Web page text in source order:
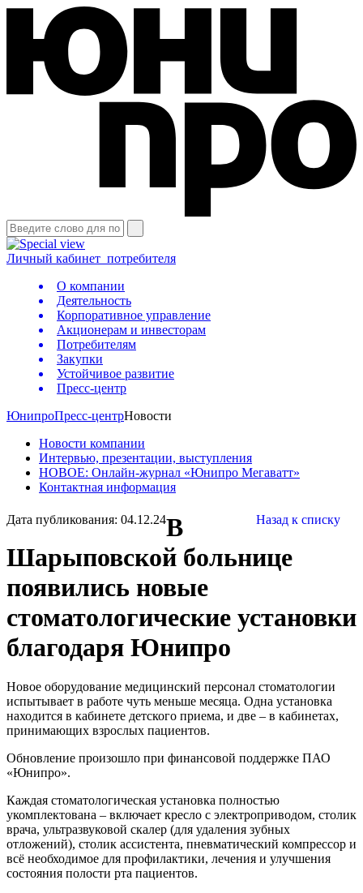
Личный кабинет потребителя
О компании
Деятельность
Корпоративное управление
Акционерам и инвесторам
Потребителям
Закупки
Устойчивое развитие
Пресс-центр
ЮнипроПресс-центрНовости
Новости компании
Интервью, презентации, выступления
НОВОЕ: Онлайн-журнал «Юнипро Мегаватт»
Контактная информация
Дата публикования: 04.12.24 Назад к списку
В
Шарыповской больнице
появились новые
стоматологические установки
благодаря Юнипро
Новое оборудование медицинский персонал стоматологии
испытывает в работе чуть меньше месяца. Одна установка
находится в кабинете детского приема, и две – в кабинетах,
принимающих взрослых пациентов.
Обновление произошло при финансовой поддержке ПАО
«Юнипро».
Каждая стоматологическая установка полностью
укомплектована – включает кресло с электроприводом, столик
врача, ультразвуковой скалер (для удаления зубных
отложений), столик ассистента, пневматический компрессор и
всё необходимое для профилактики, лечения и улучшения
состояния полости рта пациентов.